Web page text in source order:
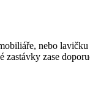
nebo
zastávky zase